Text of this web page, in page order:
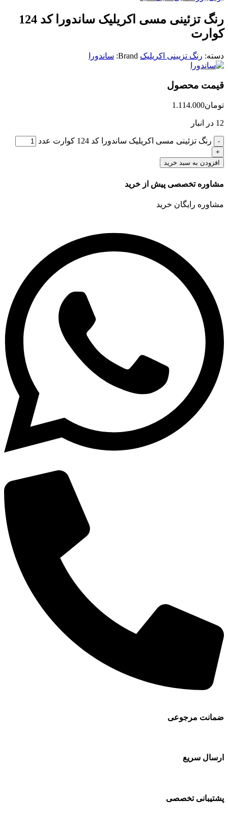
رنگ تزئینی مسی اکریلیک ساندورا کد 124
کوارت
دسته: رنگ تزیینی اکریلیک Brand: ساندورا
قیمت محصول
تومان1.114.000
12 در انبار
رنگ تزئینی مسی اکریلیک ساندورا کد 124 کوارت عدد
افزودن به سبد خرید
مشاوره تخصصی پیش از خرید
مشاوره رایگان خرید
ضمانت مرجوعی
ارسال سریع
پشتیبانی تخصصی